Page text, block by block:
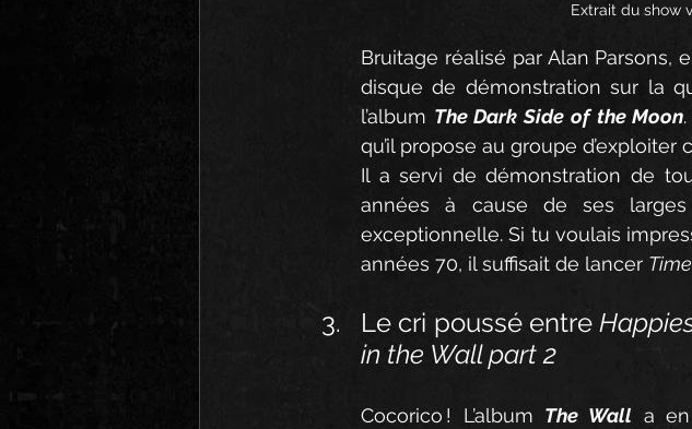
Extrait du show
Bruitage réalisé par Alan Parsons,
disque de démonstration sur la
l’album The Dark Side of the Moon
qu’il propose au groupe
Il a servi de démonstration de
années à cause de ses
exceptionnelle. Si tu voulais
années 70, il suffisait de lancer Time
Le cri poussé entre
in the Wall part 2
Cocorico ! L’album The Wall a en